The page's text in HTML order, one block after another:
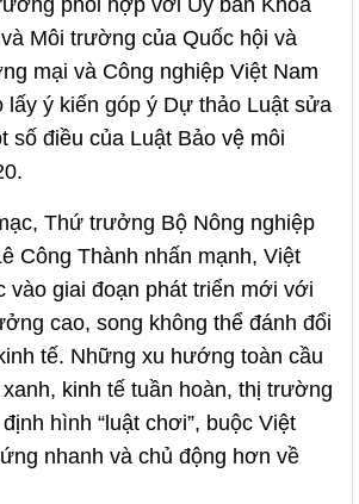
phối hợp với Ủy ban Khoa
Môi trường của Quốc hội và
mại và Công nghiệp Việt Nam
lấy ý kiến góp ý Dự thảo Luật sửa
số điều của Luật Bảo vệ môi
Thứ trưởng Bộ Nông nghiệp
Công Thành nhấn mạnh, Việt
vào giai đoạn phát triển mới với
cao, song không thể đánh đổi
tế. Những xu hướng toàn cầu
kinh tế tuần hoàn, thị trường
hình “luật chơi”, buộc Việt
nhanh và chủ động hơn về